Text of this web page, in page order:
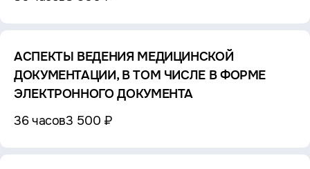
АСПЕКТЫ ВЕДЕНИЯ МЕДИЦИНСКОЙ
ДОКУМЕНТАЦИИ, В ТОМ ЧИСЛЕ В ФОРМЕ
ЭЛЕКТРОННОГО ДОКУМЕНТА
36 часов3 500 ₽